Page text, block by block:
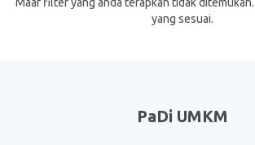
yang sesuai.
PaDi UMKM